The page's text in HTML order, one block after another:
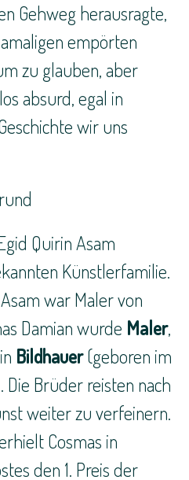
Gehweg herausragte,
empörten
zu glauben, aber
absurd, egal in
wir uns
Quirin Asam
Künstlerfamilie.
war Maler von
Damian wurde Maler,
Bildhauer(geboren im
Die Brüder reisten nach
weiter zu verfeinern.
Cosmas in
den 1. Preis der